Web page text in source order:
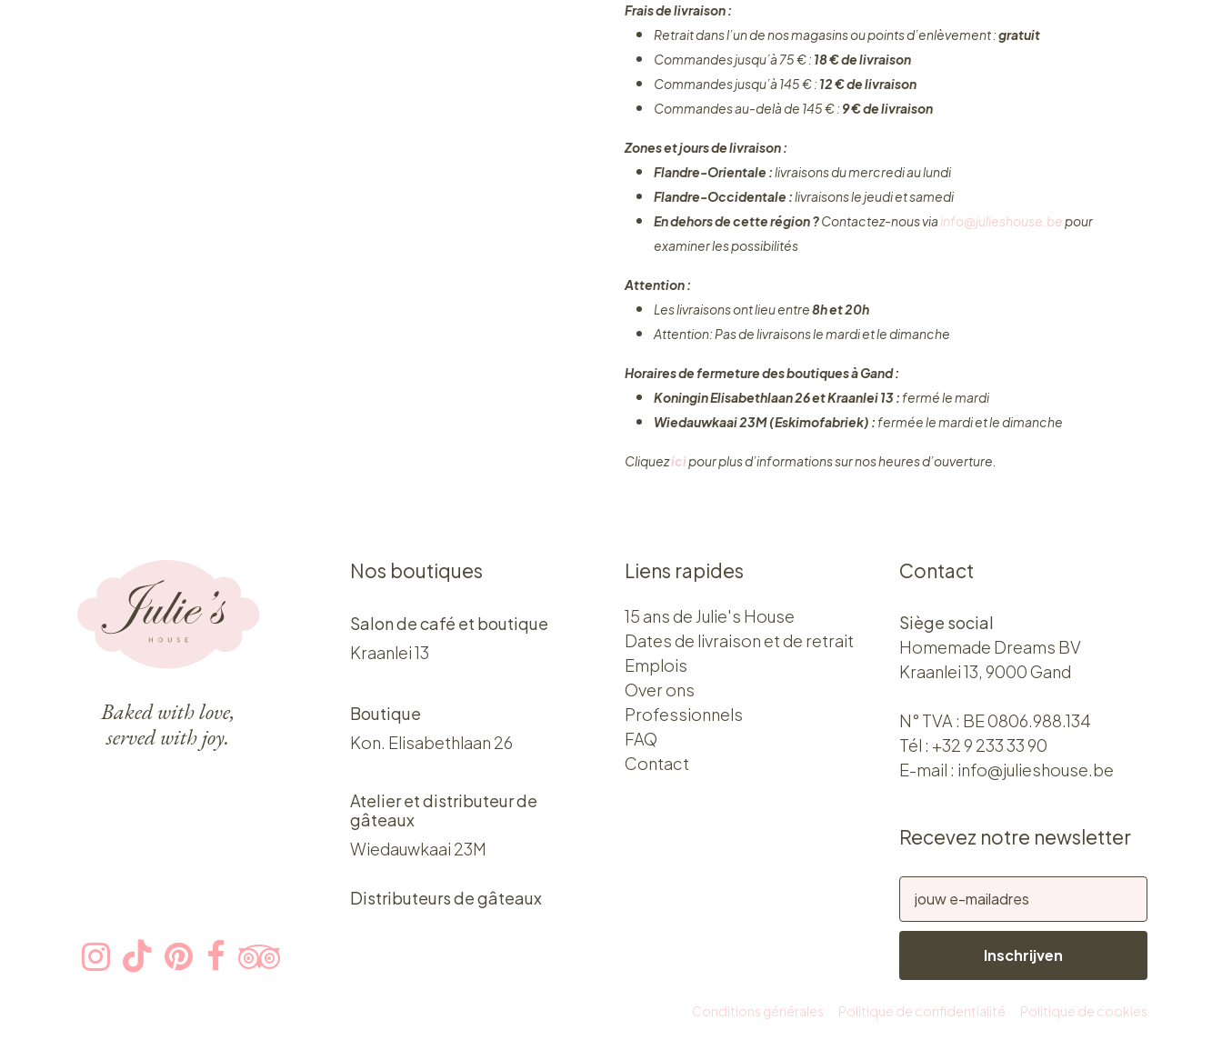
Frais de livraison :
Retrait dans l’un de nos magasins ou points d’enlèvement :gratuit
Commandes jusqu’à 75 € : 18 € de livraison
Commandes jusqu’à 145 € : 12 € de livraison
Commandes au-delà de 145 € : 9 € de livraison
Zones et jours de livraison :
Flandre-Orientale :livraisons du mercredi au lundi
Flandre-Occidentale :livraisons le jeudi et samedi
En dehors de cette région ?Contactez-nous via info@julieshouse.bepour
examiner les possibilités
Attention :
Les livraisons ont lieu entre8h et 20h
Attention: Pas de livraisons le mardi et le dimanche
Horaires de fermeture des boutiques à Gand :
Koningin Elisabethlaan 26 et Kraanlei 13 :fermé le mardi
Wiedauwkaai 23M (Eskimofabriek) :fermée le mardi et le dimanche
Cliquez ​icipour plus d’informations sur nos heures d’ouverture.
Baked with love,
served with joy.
Nos boutiques
Salon de café et boutique
Kraanlei 13
Boutique
Kon. Elisabethlaan 26
Atelier et distributeur de
gâteaux
Wiedauwkaai 23M
Distributeurs de gâteaux
Liens rapides
15 ans de Julie's House
Dates de livraison et de retrait
Emplois
Over ons​​
Professionnels
FAQ
Contact
Contact
Siège social
Homemade Dreams BV
Kraanlei 13, 9000 Gand
N° TVA : BE 0806.988.134
Tél : +32 9 233 33 90
E-mail : info@julieshouse.be
Recevez notre newsletter
Inschrijven
Conditions générales Politique de confidentialité Politique de cookies